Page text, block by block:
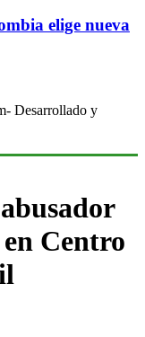
elige nueva
Desarrollado y
Centro